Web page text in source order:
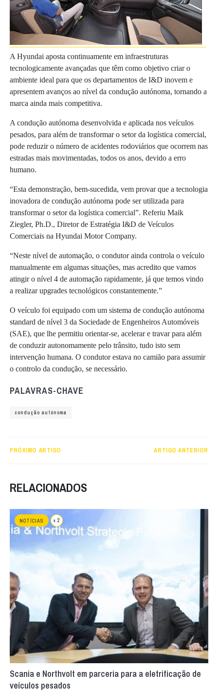
A Hyundai aposta continuamente em infraestruturas
tecnologicamente avançadas que têm como objetivo criar o
ambiente ideal para que os departamentos de I&D inovem e
apresentem avanços ao nível da condução autónoma, tornando a
marca ainda mais competitiva.
A condução autónoma desenvolvida e aplicada nos veículos
pesados, para além de transformar o setor da logística comercial,
pode reduzir o número de acidentes rodoviários que ocorrem nas
estradas mais movimentadas, todos os anos, devido a erro
humano.
“Esta demonstração, bem-sucedida, vem provar que a tecnologia
inovadora de condução autónoma pode ser utilizada para
transformar o setor da logística comercial”. Referiu Maik
Ziegler, Ph.D., Diretor de Estratégia I&D de Veículos
Comerciais na Hyundai Motor Company.
“Neste nível de automação, o condutor ainda controla o veículo
manualmente em algumas situações, mas acredito que vamos
atingir o nível 4 de automação rapidamente, já que temos vindo
a realizar upgrades tecnológicos constantemente.”
O veículo foi equipado com um sistema de condução autónoma
standard de nível 3 da Sociedade de Engenheiros Automóveis
(SAE), que lhe permitiu orientar-se, acelerar e travar para além
de conduzir autonomamente pelo trânsito, tudo isto sem
intervenção humana. O condutor estava no camião para assumir
o controlo da condução, se necessário.
PALAVRAS-CHAVE
condução autónoma
PRÓXIMO ARTIGO ARTIGO ANTERIOR
RELACIONADOS
NOTÍCIAS + 2
Scania e Northvolt em parceria para a eletrificação de
veículos pesados